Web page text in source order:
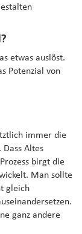
etwas auslöst.
Potenzial von
immer die
Altes
birgt die
Man sollte
gleich
ganz andere